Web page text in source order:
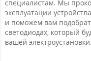
специалистам. Мы
эксплуатации
и поможем вам
светодиодах, который
вашей электроустановки.